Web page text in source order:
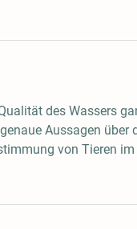
des Wassers
Aussagen über
von Tieren